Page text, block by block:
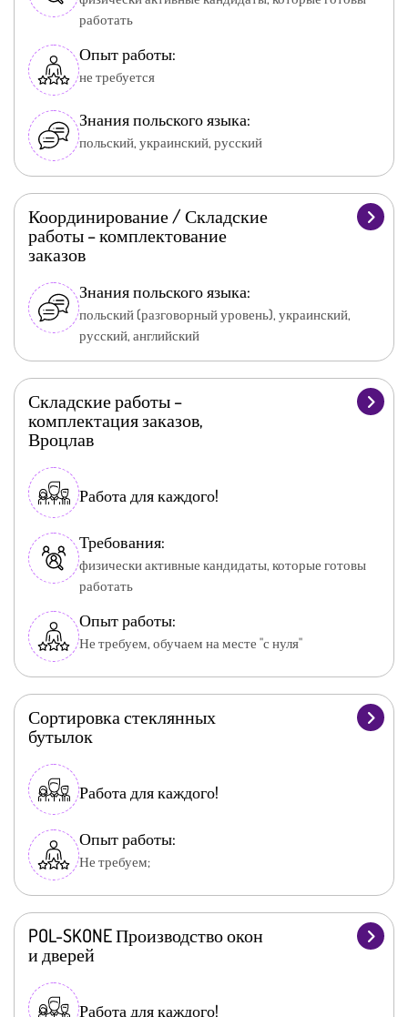
работать
Опыт работы:
не требуется
Знания польского языка:
польский, украинский, русский
Координирование / Складские
работы – комплектование
заказов
Знания польского языка:
польский (разговорный уровень), украинский,
русский, английский
Складские работы –
комплектация заказов,
Вроцлав
Работа для каждого!
Требования:
физически активные кандидаты, которые готовы
работать
Опыт работы:
Не требуем, обучаем на месте "с нуля"
Сортировка стеклянных
бутылок
Работа для каждого!
Опыт работы:
Не требуем;
POL-SKONE Производство окон
и дверей
Работа для каждого!